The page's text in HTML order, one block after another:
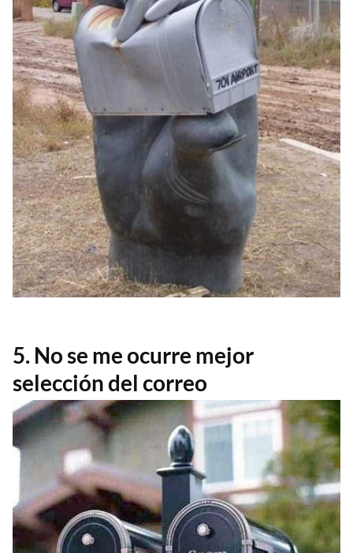
5. No se me ocurre mejor
selección del correo